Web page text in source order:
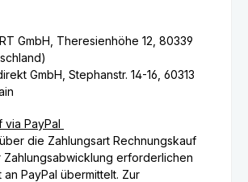
GmbH, Theresienhöhe 12, 80339
GmbH, Stephanstr. 14-16, 60313
via PayPal
die Zahlungsart Rechnungskauf
erforderlichen
PayPal übermittelt. Zur